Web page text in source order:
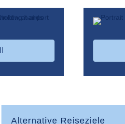
Alternative Reiseziele